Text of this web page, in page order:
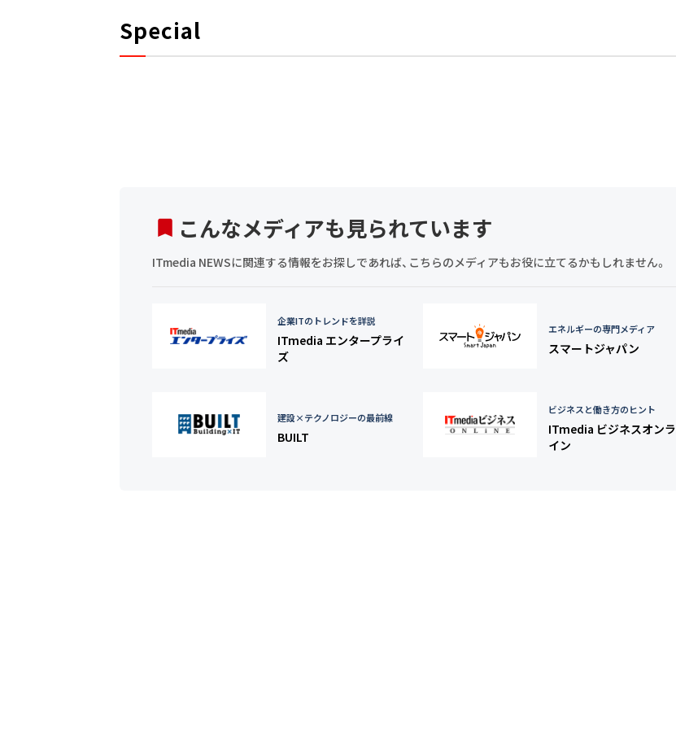
Special
こんなメディアも見られています
ITmedia NEWSに関連する情報をお探しであれば、こちらのメディアもお役に立てるかもしれません。
企業ITのトレンドを詳説
ITmedia エンタープライ
ズ
エネルギーの専門メディア
スマートジャパン
建設×テクノロジーの最前線
BUILT
ビジネスと働き方のヒント
ITmedia ビジネスオンラ
イン